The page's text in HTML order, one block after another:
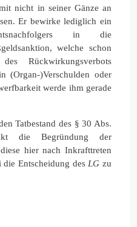
nicht in seiner Gänze an
Er bewirke lediglich ein
in die
welche schon
Rückwirkungsverbots
(Organ-)Verschulden oder
werde ihm gerade
Tatbestand des § 30 Abs.
die Begründung der
hier nach Inkrafttreten
die Entscheidung des LG zu